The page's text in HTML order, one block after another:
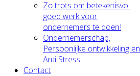
Zo trots om betekenisvol
goed werk voor
ondernemers te doen!
Ondernemerschap,
Persoonlijke ontwikkeling en
Anti Stress
Contact